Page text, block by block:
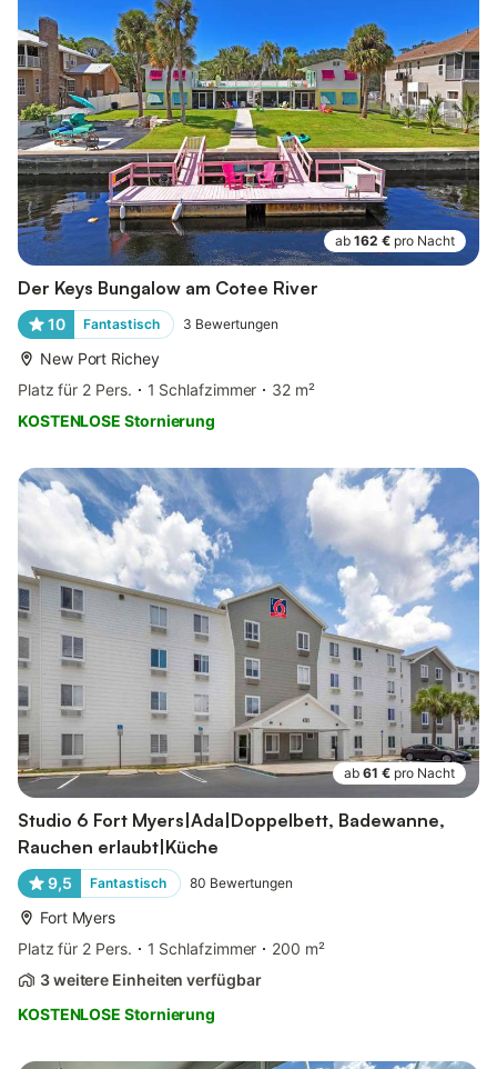
ab 162 € pro Nacht
Der Keys Bungalow am Cotee River
10 Fantastisch 3 Bewertungen
New Port Richey
Platz für 2 Pers.
1 Schlafzimmer
32 m²
KOSTENLOSE Stornierung
ab 61 € pro Nacht
Studio 6 Fort Myers|Ada|Doppelbett, Badewanne,
Rauchen erlaubt|Küche
9,5 Fantastisch 80 Bewertungen
Fort Myers
Platz für 2 Pers.
1 Schlafzimmer
200 m²
3 weitere Einheiten verfügbar
KOSTENLOSE Stornierung